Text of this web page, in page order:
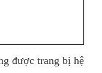
được trang bị hệ